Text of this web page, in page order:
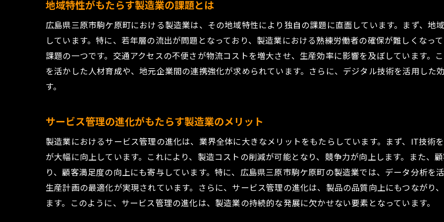
サービス管理がもたらす企業成長への影響
地域内外から注目される成功事例の要因
駒ケ原町の製造業が示す未来のビジョン
製造業の新しいサービス管理アプローチとは？広島県三原市駒ケ原町
革新を支える新しいサービス管理フレームワーク
駒ケ原町での実践が示すアプローチの具体例
地域資源を活用した新しいアプローチ
駒ケ原町が先駆ける未来の製造業モデル
地域特有の課題を克服する製造業のサービス管理方法〜広島県三原市
地域特有の課題が製造業に与える影響
地域特性がもたらす製造業の課題とは
広島県三原市駒ケ原町における製造業は、その地域特性により独自の課題に直面しています。まず、地
しています。特に、若年層の流出が問題となっており、製造業における熟練労働者の確保が難しくなっ
課題の一つです。交通アクセスの不便さが物流コストを増大させ、生産効率に影響を及ぼしています。
を活かした人材育成や、地元企業間の連携強化が求められています。さらに、デジタル技術を活用した
す。
サービス管理の進化がもたらす製造業のメリット
製造業におけるサービス管理の進化は、業界全体に大きなメリットをもたらしています。まず、IT技術
が大幅に向上しています。これにより、製造コストの削減が可能となり、競争力が向上します。また、
り、顧客満足度の向上にも寄与しています。特に、広島県三原市駒ケ原町の製造業では、データ分析を
生産計画の最適化が実現されています。さらに、サービス管理の進化は、製品の品質向上にもつながり
ます。このように、サービス管理の進化は、製造業の持続的な発展に欠かせない要素となっています。